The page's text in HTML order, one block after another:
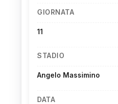
GIORNATA
11
STADIO
Angelo Massimino
DATA